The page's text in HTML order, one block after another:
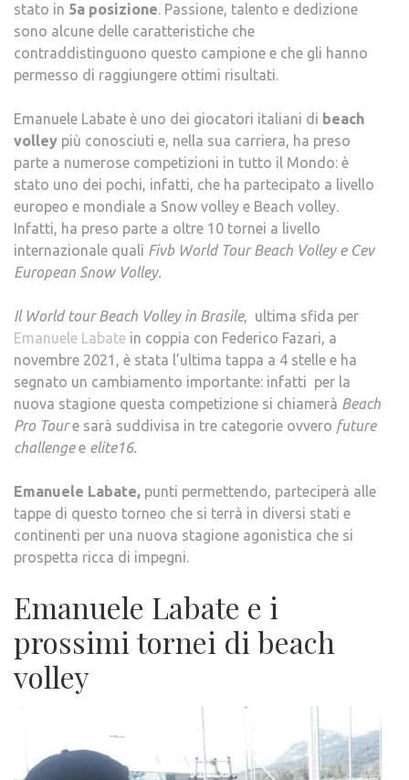
stato in 5a posizione. Passione, talento e dedizione
sono alcune delle caratteristiche che
contraddistinguono questo campione e che gli hanno
permesso di raggiungere ottimi risultati.
Emanuele Labate è uno dei giocatori italiani di beach
volley più conosciuti e, nella sua carriera, ha preso
parte a numerose competizioni in tutto il Mondo: è
stato uno dei pochi, infatti, che ha partecipato a livello
europeo e mondiale a Snow volley e Beach volley.
Infatti, ha preso parte a oltre 10 tornei a livello
internazionale quali Fivb World Tour Beach Volley e Cev
European Snow Volley.
Il World tour Beach Volley in Brasile, ultima sfida per
Emanuele Labate in coppia con Federico Fazari, a
novembre 2021, è stata l’ultima tappa a 4 stelle e ha
segnato un cambiamento importante: infatti per la
nuova stagione questa competizione si chiamerà Beach
Pro Toure sarà suddivisa in tre categorie ovvero future
challengee elite16.
Emanuele Labate, punti permettendo, parteciperà alle
tappe di questo torneo che si terrà in diversi stati e
continenti per una nuova stagione agonistica che si
prospetta ricca di impegni.
Emanuele Labate e i
prossimi tornei di beach
volley